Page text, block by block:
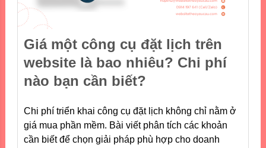
Giá một công cụ đặt lịch trên
website là bao nhiêu? Chi phí
nào bạn cần biết?
Chi phí triển khai công cụ đặt lịch không chỉ nằm ở
giá mua phần mềm. Bài viết phân tích các khoản
cần biết để chọn giải pháp phù hợp cho doanh